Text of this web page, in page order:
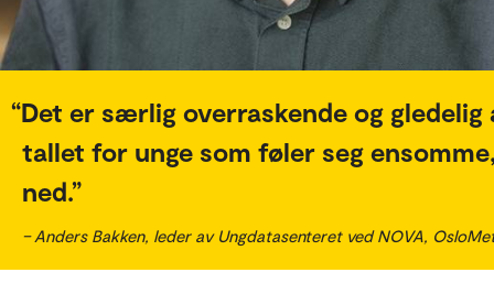
Det er særlig overraskende og gledelig
tallet for unge som føler seg
ned.
– Anders Bakken, leder av Ungdatasenteret ved NOVA,